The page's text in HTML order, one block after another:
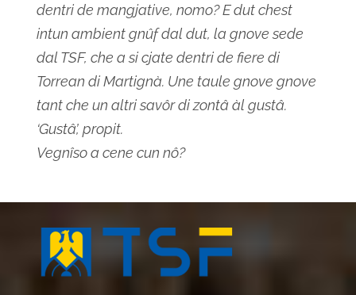
dentri de mangjative, nomo? E dut chest
intun ambient gnûf dal dut, la gnove sede
dal TSF, che a si cjate dentri de fiere di
Torrean di Martignà. Une taule gnove gnove
tant che un altri savôr di zontâ àl gustâ.
‘Gustâ’, propit.
Vegnîso a cene cun nô?